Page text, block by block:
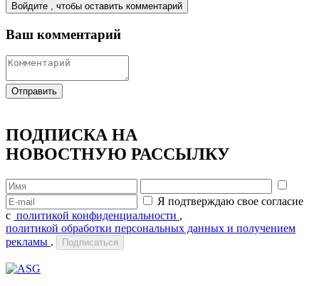
Войдите , чтобы оставить комментарий
Ваш комментарий
Отправить
ПОДПИСКА НА
НОВОСТНУЮ РАССЫЛКУ
Я подтверждаю свое согласие
с политикой конфиденциальности ,
политикой обработки персональных данных и получением
рекламы . Подписаться